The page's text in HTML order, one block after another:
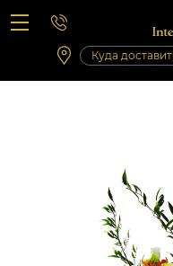
Вопросы-ответы
Сб 10:00 ‐ 14:00
Выходные и